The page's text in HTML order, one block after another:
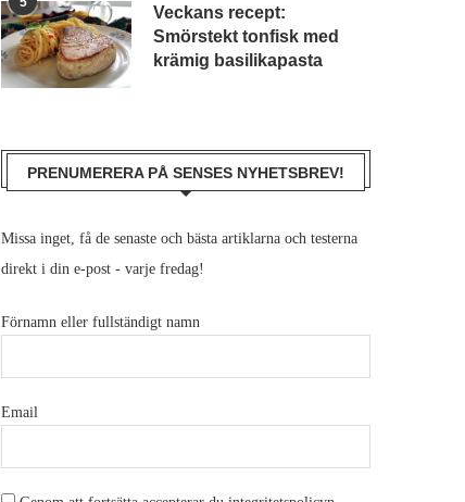
Veckans recept:
Smörstekt tonfisk med
krämig basilikapasta
PRENUMERERA PÅ SENSES NYHETSBREV!
Missa inget, få de senaste och bästa artiklarna och testerna
direkt i din e-post - varje fredag!
Förnamn eller fullständigt namn
Email